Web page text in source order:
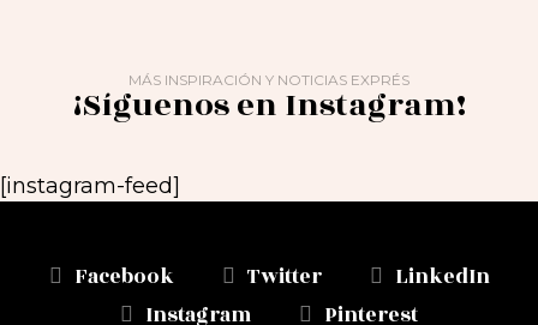
MÁS INSPIRACIÓN Y NOTICIAS EXPRÉS
¡Síguenos en Instagram!
[instagram-feed]
Facebook Twitter
LinkedIn
Instagram
Pinterest